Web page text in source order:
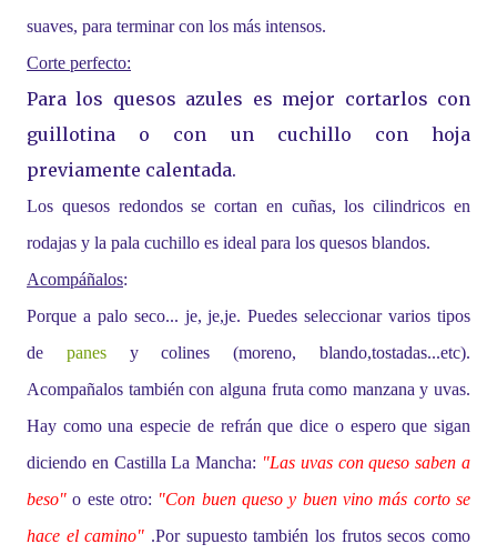
suaves, para terminar con los más intensos.
Corte perfecto:
Para los quesos azules es mejor cortarlos con
guillotina o con un cuchillo con hoja
previamente calentada.
Los quesos redondos se cortan en cuñas, los cilindricos en
rodajas y la pala cuchillo es ideal para los quesos blandos.
Acompáñalos:
Porque a palo seco... je, je,je. Puedes seleccionar varios tipos
de panesy colines (moreno, blando,tostadas...etc).
Acompañalos también con alguna fruta como manzana y uvas.
Hay como una especie de refrán que dice o espero que sigan
diciendo en Castilla La Mancha: "Las uvas con queso saben a
beso"o este otro: "Con buen queso y buen vino más corto se
hace el camino" .Por supuesto también los frutos secos como